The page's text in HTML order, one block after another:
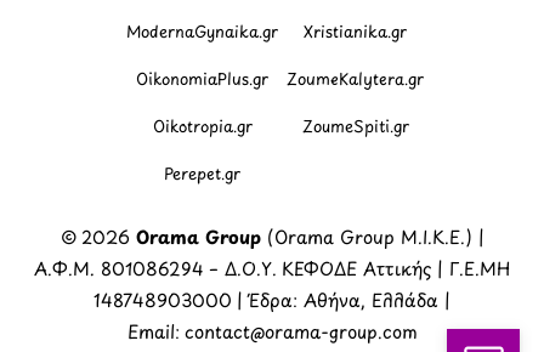
ModernaGynaika.gr Xristianika.gr
OikonomiaPlus.gr ZoumeKalytera.gr
Oikotropia.gr ZoumeSpiti.gr
Perepet.gr
© 2026 Orama Group(Orama Group Μ.Ι.Κ.Ε.) |
Α.Φ.Μ. 801086294 – Δ.Ο.Υ. ΚΕΦΟΔΕ Αττικής | Γ.Ε.ΜΗ
148748903000 | Έδρα: Αθήνα, Ελλάδα |
Email: contact@orama-group.com